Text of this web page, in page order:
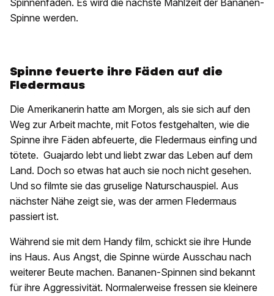
Spinnenfäden. Es wird die nächste Mahlzeit der Bananen-
Spinne werden.
Spinne feuerte ihre Fäden auf die
Fledermaus
Die Amerikanerin hatte am Morgen, als sie sich auf den
Weg zur Arbeit machte, mit Fotos festgehalten, wie die
Spinne ihre Fäden abfeuerte, die Fledermaus einfing und
tötete. Guajardo lebt und liebt zwar das Leben auf dem
Land. Doch so etwas hat auch sie noch nicht gesehen.
Und so filmte sie das gruselige Naturschauspiel. Aus
nächster Nähe zeigt sie, was der armen Fledermaus
passiert ist.
Während sie mit dem Handy film, schickt sie ihre Hunde
ins Haus. Aus Angst, die Spinne würde Ausschau nach
weiterer Beute machen. Bananen-Spinnen sind bekannt
für ihre Aggressivität. Normalerweise fressen sie kleinere